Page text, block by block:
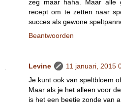
zeg maar haha. Maar alle
recept om te zetten naar
succes als gewone
Beantwoorden
Levine
11 januari, 2015
Je kunt ook van speltbloem
Maar als je het alleen voor
is het een beetje zonde van